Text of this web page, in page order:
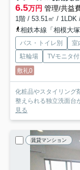
6.5万円 管理/共益
1階 / 53.51㎡ / 1LDK
相鉄本線「相模大
バス・トイレ別 室
駐輪場
TVモニタ
敷礼0
化粧品やスタイリング
整えられる独立洗面台
見る
賃貸マンション